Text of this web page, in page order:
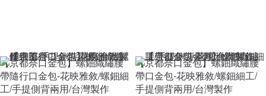
【京都奈口金包】螺鈿織繡腰
帶隨行口金包-花映雅敘/螺鈿細
工/手提側背兩用/台灣製作
【京都奈口金包】螺鈿織繡腰
帶口金包-花映雅敘/螺鈿細工/
手提側背兩用/台灣製作